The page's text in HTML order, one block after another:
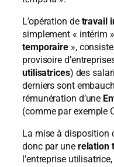
L’opération de travail
simplement « intérim
temporaire »,
provisoire
utilisatrices) des
derniers sont
rémunération d’une
(comme par exemple
La mise à disposition
donc par une relation
l’entreprise